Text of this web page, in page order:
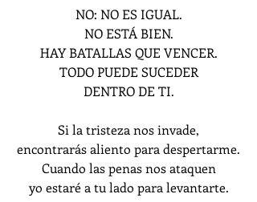
NO: NO ES IGUAL.
NO ESTÁ BIEN.
HAY BATALLAS QUE VENCER.
TODO PUEDE SUCEDER
DENTRO DE TI.
Si la tristeza nos invade,
encontrarás aliento para despertarme.
Cuando las penas nos ataquen
yo estaré a tu lado para levantarte.